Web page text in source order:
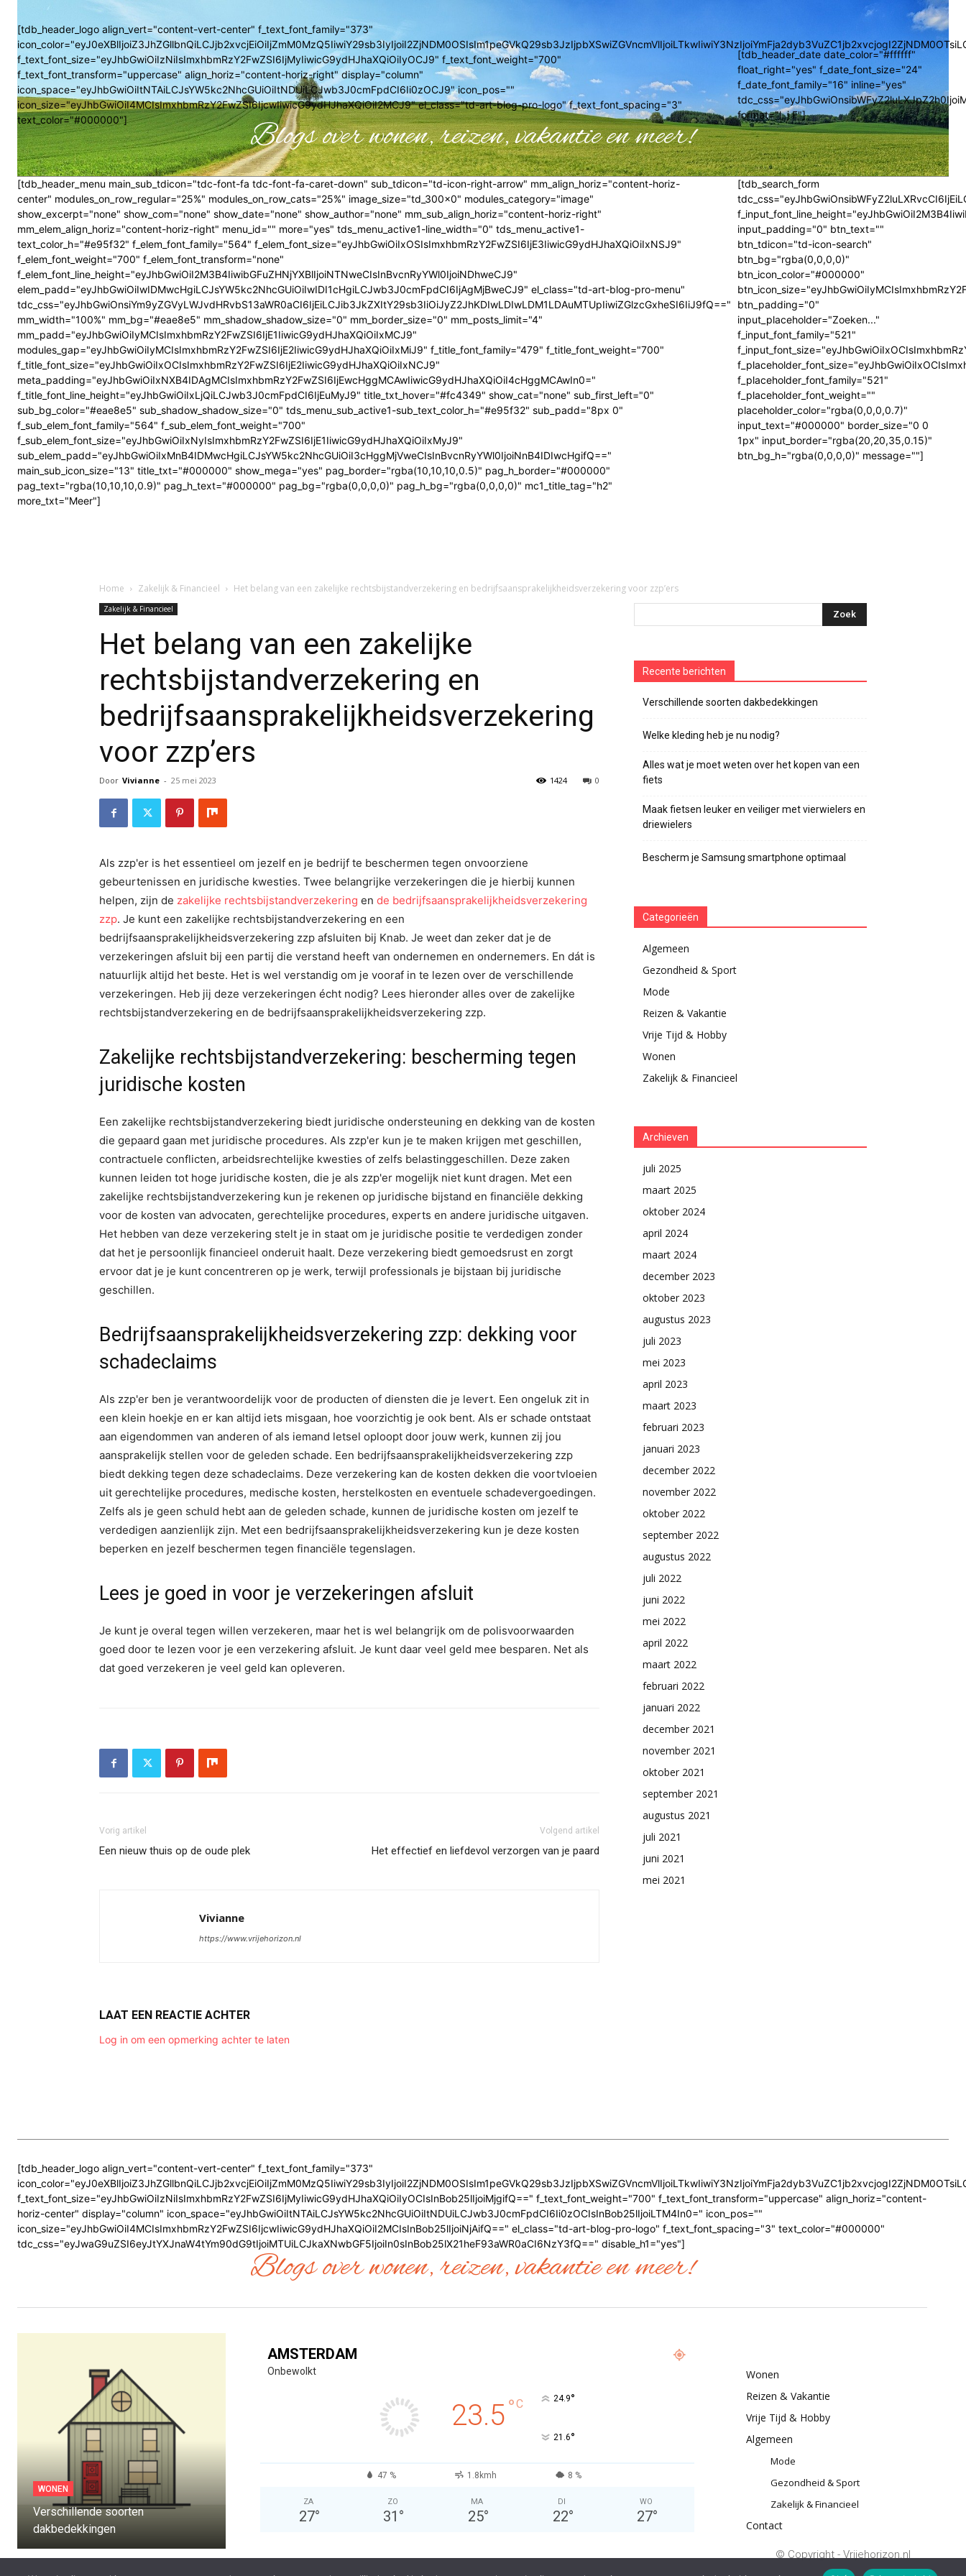
[tdb_header_logo align_vert="content-vert-center" f_text_font_family="373"
f_text_font_size="eyJhbGwiOiIzNiIsImxhbmRzY2FwZSI6IjMyIiwicG9ydHJhaXQiOiIyOCJ9" f_text_font_weight="700"
f_text_font_transform="uppercase" align_horiz="content-horiz-right" display="column"
icon_space="eyJhbGwiOiItNTAiLCJsYW5kc2NhcGUiOiItNDUiLCJwb3J0cmFpdCI6Ii0zOCJ9" icon_pos=""
icon_size="eyJhbGwiOiI4MCIsImxhbmRzY2FwZSI6IjcwIiwicG9ydHJhaXQiOiI2MCJ9" el_class="td-art-blog-pro-logo" f_text_font_spacing="3"
text_color="#000000"]
Blogs over wonen, reizen, vakantie en meer!
[tdb_header_date date_color="#ffffff"
float_right="yes" f_date_font_size="24"
f_date_font_family="16" inline="yes"
format="l, j F"]
[tdb_header_menu main_sub_tdicon="tdc-font-fa tdc-font-fa-caret-down" sub_tdicon="td-icon-right-arrow" mm_align_horiz="content-horiz-
center" modules_on_row_regular="25%" modules_on_row_cats="25%" image_size="td_300x0" modules_category="image"
show_excerpt="none" show_com="none" show_date="none" show_author="none" mm_sub_align_horiz="content-horiz-right"
mm_elem_align_horiz="content-horiz-right" menu_id="" more="yes" tds_menu_active1-line_width="0" tds_menu_active1-
text_color_h="#e95f32" f_elem_font_family="564" f_elem_font_size="eyJhbGwiOiIxOSIsImxhbmRzY2FwZSI6IjE3IiwicG9ydHJhaXQiOiIxNSJ9"
f_elem_font_weight="700" f_elem_font_transform="none"
f_elem_font_line_height="eyJhbGwiOiI2M3B4IiwibGFuZHNjYXBlIjoiNTNweCIsInBvcnRyYWl0IjoiNDhweCJ9"
elem_padd="eyJhbGwiOiIwIDMwcHgiLCJsYW5kc2NhcGUiOiIwIDI1cHgiLCJwb3J0cmFpdCI6IjAgMjBweCJ9" el_class="td-art-blog-pro-menu"
tdc_css="eyJhbGwiOnsiYm9yZGVyLWJvdHRvbS13aWR0aCI6IjEiLCJib3JkZXItY29sb3IiOiJyZ2JhKDIwLDIwLDM1LDAuMTUpIiwiZGlzcGxheSI6IiJ9fQ=="
mm_width="100%" mm_bg="#eae8e5" mm_shadow_shadow_size="0" mm_border_size="0" mm_posts_limit="4"
mm_padd="eyJhbGwiOiIyMCIsImxhbmRzY2FwZSI6IjE1IiwicG9ydHJhaXQiOiIxMCJ9"
modules_gap="eyJhbGwiOiIyMCIsImxhbmRzY2FwZSI6IjE2IiwicG9ydHJhaXQiOiIxMiJ9" f_title_font_family="479" f_title_font_weight="700"
f_title_font_size="eyJhbGwiOiIxOCIsImxhbmRzY2FwZSI6IjE2IiwicG9ydHJhaXQiOiIxNCJ9"
meta_padding="eyJhbGwiOiIxNXB4IDAgMCIsImxhbmRzY2FwZSI6IjEwcHggMCAwIiwicG9ydHJhaXQiOiI4cHggMCAwIn0="
f_title_font_line_height="eyJhbGwiOiIxLjQiLCJwb3J0cmFpdCI6IjEuMyJ9" title_txt_hover="#fc4349" show_cat="none" sub_first_left="0"
sub_bg_color="#eae8e5" sub_shadow_shadow_size="0" tds_menu_sub_active1-sub_text_color_h="#e95f32" sub_padd="8px 0"
f_sub_elem_font_family="564" f_sub_elem_font_weight="700"
f_sub_elem_font_size="eyJhbGwiOiIxNyIsImxhbmRzY2FwZSI6IjE1IiwicG9ydHJhaXQiOiIxMyJ9"
sub_elem_padd="eyJhbGwiOiIxMnB4IDMwcHgiLCJsYW5kc2NhcGUiOiI3cHggMjVweCIsInBvcnRyYWl0IjoiNnB4IDIwcHgifQ=="
main_sub_icon_size="13" title_txt="#000000" show_mega="yes" pag_border="rgba(10,10,10,0.5)" pag_h_border="#000000"
pag_text="rgba(10,10,10,0.9)" pag_h_text="#000000" pag_bg="rgba(0,0,0,0)" pag_h_bg="rgba(0,0,0,0)" mc1_title_tag="h2"
more_txt="Meer"]
[tdb_search_form
input_padding="0" btn_text=""
btn_tdicon="td-icon-search"
btn_bg="rgba(0,0,0,0)"
btn_icon_color="#000000"
btn_padding="0"
input_placeholder="Zoeken..."
f_input_font_family="521"
f_placeholder_font_family="521"
f_placeholder_font_weight=""
placeholder_color="rgba(0,0,0,0.7)"
input_text="#000000" border_size="0 0
1px" input_border="rgba(20,20,35,0.15)"
btn_bg_h="rgba(0,0,0,0)" message=""]
Home Zakelijk & Financieel Het belang van een zakelijke rechtsbijstandverzekering en bedrijfsaansprakelijkheidsverzekering voor zzp’ers
Zakelijk & Financieel
Het belang van een zakelijke
rechtsbijstandverzekering en
bedrijfsaansprakelijkheidsverzekering
voor zzp’ers
Door Vivianne - 25 mei 2023 0
1424
Als zzp'er is het essentieel om jezelf en je bedrijf te beschermen tegen onvoorziene
gebeurtenissen en juridische kwesties. Twee belangrijke verzekeringen die je hierbij kunnen
helpen, zijn de zakelijke rechtsbijstandverzekering en de bedrijfsaansprakelijkheidsverzekering
zzp. Je kunt een zakelijke rechtsbijstandverzekering en een
bedrijfsaansprakelijkheidsverzekering zzp afsluiten bij Knab. Je weet dan zeker dat je de
verzekeringen afsluit bij een partij die verstand heeft van ondernemen en ondernemers. En dát is
natuurlijk altijd het beste. Het is wel verstandig om je vooraf in te lezen over de verschillende
verzekeringen. Heb jij deze verzekeringen écht nodig? Lees hieronder alles over de zakelijke
rechtsbijstandverzekering en de bedrijfsaansprakelijkheidsverzekering zzp.
Zakelijke rechtsbijstandverzekering: bescherming tegen
juridische kosten
Een zakelijke rechtsbijstandverzekering biedt juridische ondersteuning en dekking van de kosten
die gepaard gaan met juridische procedures. Als zzp'er kun je te maken krijgen met geschillen,
contractuele conflicten, arbeidsrechtelijke kwesties of zelfs belastinggeschillen. Deze zaken
kunnen leiden tot hoge juridische kosten, die je als zzp'er mogelijk niet kunt dragen. Met een
zakelijke rechtsbijstandverzekering kun je rekenen op juridische bijstand en financiële dekking
voor de kosten van advocaten, gerechtelijke procedures, experts en andere juridische uitgaven.
Het hebben van deze verzekering stelt je in staat om je juridische positie te verdedigen zonder
dat het je persoonlijk financieel onderuit haalt. Deze verzekering biedt gemoedsrust en zorgt
ervoor dat je je kunt concentreren op je werk, terwijl professionals je bijstaan bij juridische
geschillen.
Bedrijfsaansprakelijkheidsverzekering zzp: dekking voor
schadeclaims
Als zzp'er ben je verantwoordelijk voor de producten of diensten die je levert. Een ongeluk zit in
een klein hoekje en er kan altijd iets misgaan, hoe voorzichtig je ook bent. Als er schade ontstaat
aan eigendommen van anderen of als iemand letsel oploopt door jouw werk, kunnen zij jou
aansprakelijk stellen voor de geleden schade. Een bedrijfsaansprakelijkheidsverzekering zzp
biedt dekking tegen deze schadeclaims. Deze verzekering kan de kosten dekken die voortvloeien
uit gerechtelijke procedures, medische kosten, herstelkosten en eventuele schadevergoedingen.
Zelfs als je geen schuld hebt aan de geleden schade, kunnen de juridische kosten om jezelf te
verdedigen aanzienlijk zijn. Met een bedrijfsaansprakelijkheidsverzekering kun je deze kosten
beperken en jezelf beschermen tegen financiële tegenslagen.
Lees je goed in voor je verzekeringen afsluit
Je kunt je overal tegen willen verzekeren, maar het is wel belangrijk om de polisvoorwaarden
goed door te lezen voor je een verzekering afsluit. Je kunt daar veel geld mee besparen. Net als
dat goed verzekeren je veel geld kan opleveren.
Vorig artikel
Een nieuw thuis op de oude plek
Volgend artikel
Het effectief en liefdevol verzorgen van je paard
Vivianne
https://www.vrijehorizon.nl
LAAT EEN REACTIE ACHTER
Log in om een opmerking achter te laten
Recente berichten
Verschillende soorten dakbedekkingen
Welke kleding heb je nu nodig?
Alles wat je moet weten over het kopen van een
fiets
Maak fietsen leuker en veiliger met vierwielers en
driewielers
Bescherm je Samsung smartphone optimaal
Categorieën
Algemeen
Gezondheid & Sport
Mode
Reizen & Vakantie
Vrije Tijd & Hobby
Wonen
Zakelijk & Financieel
Archieven
juli 2025
maart 2025
oktober 2024
april 2024
maart 2024
december 2023
oktober 2023
augustus 2023
juli 2023
mei 2023
april 2023
maart 2023
februari 2023
januari 2023
december 2022
november 2022
oktober 2022
september 2022
augustus 2022
juli 2022
juni 2022
mei 2022
april 2022
maart 2022
februari 2022
januari 2022
december 2021
november 2021
oktober 2021
september 2021
augustus 2021
juli 2021
juni 2021
mei 2021
[tdb_header_logo align_vert="content-vert-center" f_text_font_family="373"
f_text_font_size="eyJhbGwiOiIzNiIsImxhbmRzY2FwZSI6IjMyIiwicG9ydHJhaXQiOiIyOCIsInBob25lIjoiMjgifQ==" f_text_font_weight="700" f_text_font_transform="uppercase" align_horiz="content-
horiz-center" display="column" icon_space="eyJhbGwiOiItNTAiLCJsYW5kc2NhcGUiOiItNDUiLCJwb3J0cmFpdCI6Ii0zOCIsInBob25lIjoiLTM4In0=" icon_pos=""
icon_size="eyJhbGwiOiI4MCIsImxhbmRzY2FwZSI6IjcwIiwicG9ydHJhaXQiOiI2MCIsInBob25lIjoiNjAifQ==" el_class="td-art-blog-pro-logo" f_text_font_spacing="3" text_color="#000000"
tdc_css="eyJwaG9uZSI6eyJtYXJnaW4tYm90dG9tIjoiMTUiLCJkaXNwbGF5IjoiIn0sInBob25lX21heF93aWR0aCI6NzY3fQ==" disable_h1="yes"]
Blogs over wonen, reizen, vakantie en meer!
WONEN
Verschillende soorten
dakbedekkingen
Alles wat je moet weten over het
De bescheiden beginjaren van
AMSTERDAM
Onbewolkt
23.5°C 24.9°
21.6°
47 % 1.8kmh 8 %
ZA
27°
ZO
31 °
MA
25°
DI
22°
WO
27°
Wonen
Reizen & Vakantie
Vrije Tijd & Hobby
Algemeen
Mode
Gezondheid & Sport
Zakelijk & Financieel
Contact
© Copyright - Vrijehorizon.nl